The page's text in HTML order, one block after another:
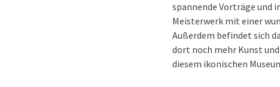
spannende Vorträge und
Meisterwerk mit einer
Außerdem befindet sich
dort noch mehr Kunst
diesem ikonischen